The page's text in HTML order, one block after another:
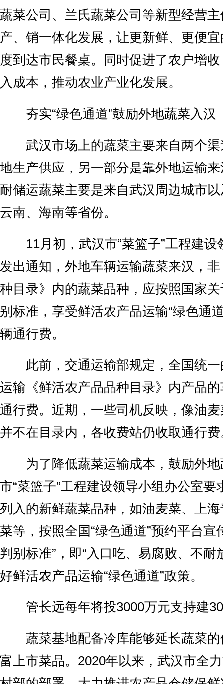
蔬菜公司、兰氏蔬菜公司等新型经营
产、销一体化发展，让更新鲜、更便
度到达市民餐桌。同时促进了农户增
入成本，推动农业产业化发展。
夯实“绿色通道”鼓励外地蔬菜入汉
武汉市场上的蔬菜主要来自两个渠
地生产供应，另一部分是靠外地运输
耐储运蔬菜主要是来自武汉周边城市
云南、海南等省份。
11月初，武汉市“菜篮子”工程建设
发出通知，外地车辆运输蔬菜来汉，
种目录》内的蔬菜品种，应按照国家
别标准，享受鲜活农产品运输“绿色通
辆通行费。
此前，交通运输部规定，全国统一
运输《鲜活农产品品种目录》内产品
通行费。近期，一些司机反映，像油
并不在目录内，各收费站仍收取通行费
为了降低蔬菜运输成本，鼓励外地
市“菜篮子”工程建设领导小组办公室要
列入的新鲜蔬菜品种，如油麦菜、上
菜等，按照全国“绿色通道”预约平台宣
判别标准”，即“入口吃、易腐败、不耐
好鲜活农产品运输“绿色通道”政策。
管长远每年将投3000万元支持建
蔬菜基地配备冷库能够延长蔬菜的
富上市菜品。2020年以来，武汉市全